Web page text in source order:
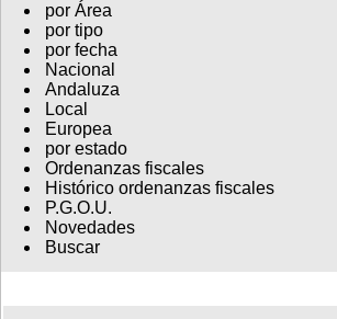
por Área
por tipo
por fecha
Nacional
Andaluza
Local
Europea
por estado
Ordenanzas fiscales
Histórico ordenanzas fiscales
P.G.O.U.
Novedades
Buscar